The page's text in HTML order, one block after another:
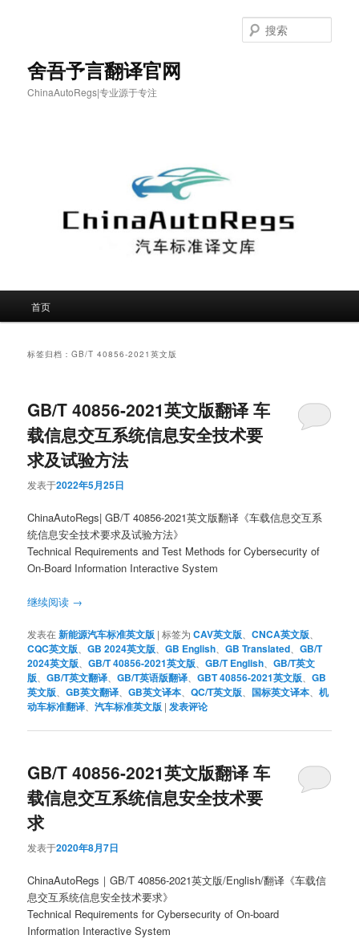
舍吾予言翻译官网
ChinaAutoRegs|专业源于专注
索
首页
标签归档：GB/T 40856-2021英文版
GB/T 40856-2021英文版翻译 车
载信息交互系统信息安全技术要
求及试验方法
发表于2022年5月25日
ChinaAutoRegs| GB/T 40856-2021英文版翻译《车载信息交互系
统信息安全技术要求及试验方法》
Technical Requirements and Test Methods for Cybersecurity of
On-Board Information Interactive System
继续阅读 →
发表在新能源汽车标准英文版 |标签为 CAV英文版 、CNCA英文版
CQC英文版 、GB 2024英文版 、GB English 、GB Translated 、GB/T
2024英文版 、GB/T 40856-2021英文版 、GB/T English 、GB/T英文
版 、GB/T英文翻译 、GB/T英语版翻译 、GBT 40856-2021英文版 、GB
英文版 、GB英文翻译 、GB英文译本 、QC/T英文版 国标英文译本 、机
动车标准翻译 、汽车标准英文版 | 发表评论
GB/T 40856-2021英文版翻译 车
载信息交互系统信息安全技术要
求
发表于2020年8月7日
ChinaAutoRegs｜GB/T 40856-2021英文版/English/翻译《车载信
息交互系统信息安全技术要求》
Technical Requirements for Cybersecurity of On-board
Information Interactive System